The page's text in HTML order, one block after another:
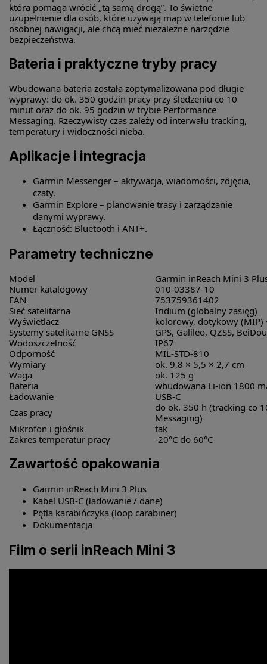
która pomaga wrócić „tą samą drogą”. To świetne
uzupełnienie dla osób, które używają map w telefonie lub
osobnej nawigacji, ale chcą mieć niezależne narzędzie
bezpieczeństwa.
Bateria i praktyczne tryby pracy
Wbudowana bateria została zoptymalizowana pod długie
wyprawy: do ok. 350 godzin pracy przy śledzeniu co 10
minut oraz do ok. 95 godzin w trybie Performance
Messaging. Rzeczywisty czas zależy od interwału tracking,
temperatury i widoczności nieba.
Aplikacje i integracja
Garmin Messenger – aktywacja, wiadomości, zdjęcia,
czaty.
Garmin Explore – planowanie trasy i zarządzanie
danymi wyprawy.
Łączność: Bluetooth i ANT+.
Parametry techniczne
Model
Garmin inReach Mini 3
Numer katalogowy
010-03387-10
EAN
753759361402
Sieć satelitarna
Iridium (globalny zasięg)
Wyświetlacz
kolorowy, dotykowy (MIP)
Systemy satelitarne GNSS
GPS, Galileo, QZSS, BeiDou
Wodoszczelność
IP67
Odporność
MIL-STD-810
Wymiary
ok. 9,8 × 5,5 × 2,7 cm
Waga
ok. 125 g
Bateria
wbudowana Li-ion 1800
Ładowanie
USB-C
Czas pracy
do ok. 350 h (tracking co
Messaging)
Mikrofon i głośnik
tak
Zakres temperatur pracy
-20°C do 60°C
Zawartość opakowania
Garmin inReach Mini 3 Plus
Kabel USB-C (ładowanie / dane)
Pętla karabińczyka (loop carabiner)
Dokumentacja
Film o serii inReach Mini 3